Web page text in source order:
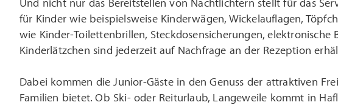
Und nicht nur das Bereitstellen von Nachtlichtern stellt für das
für Kinder wie beispielsweise Kinderwägen, Wickelauflagen,
wie Kinder-Toilettenbrillen, Steckdosensicherungen,
Kinderlätzchen sind jederzeit auf Nachfrage an der Rezeption
Dabei kommen die Junior-Gäste in den Genuss der attraktiven
Familien bietet. Ob Ski- oder Reiturlaub, Langeweile kommt in